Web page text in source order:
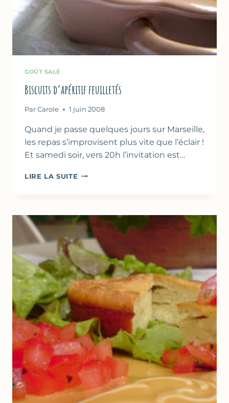
GOÛT SALÉ
Biscuits d’apéritif feuilletés
Par Carole 1 juin 2008
Quand je passe quelques jours sur Marseille,
les repas s’improvisent plus vite que l’éclair !
Et samedi soir, vers 20h l’invitation est…
LIRE LA SUITE BISCUITS